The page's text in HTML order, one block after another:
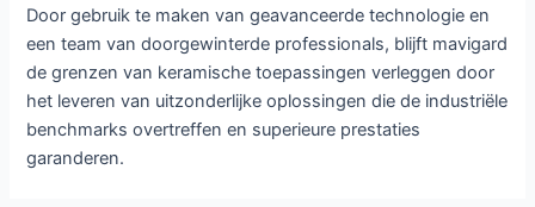
Door gebruik te maken van geavanceerde technologie en
een team van doorgewinterde professionals, blijft mavigard
de grenzen van keramische toepassingen verleggen door
het leveren van uitzonderlijke oplossingen die de industriële
benchmarks overtreffen en superieure prestaties
garanderen.